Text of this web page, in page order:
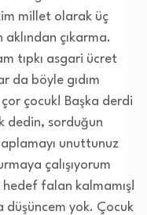
millet olarak üç
aklından çıkarma.
tıpkı asgari ücret
da böyle gıdım
çocuk! Başka derdi
dedin, sorduğun
unuttunuz
çalışıyorum
falan kalmamış!
düşüncem yok. Çocuk